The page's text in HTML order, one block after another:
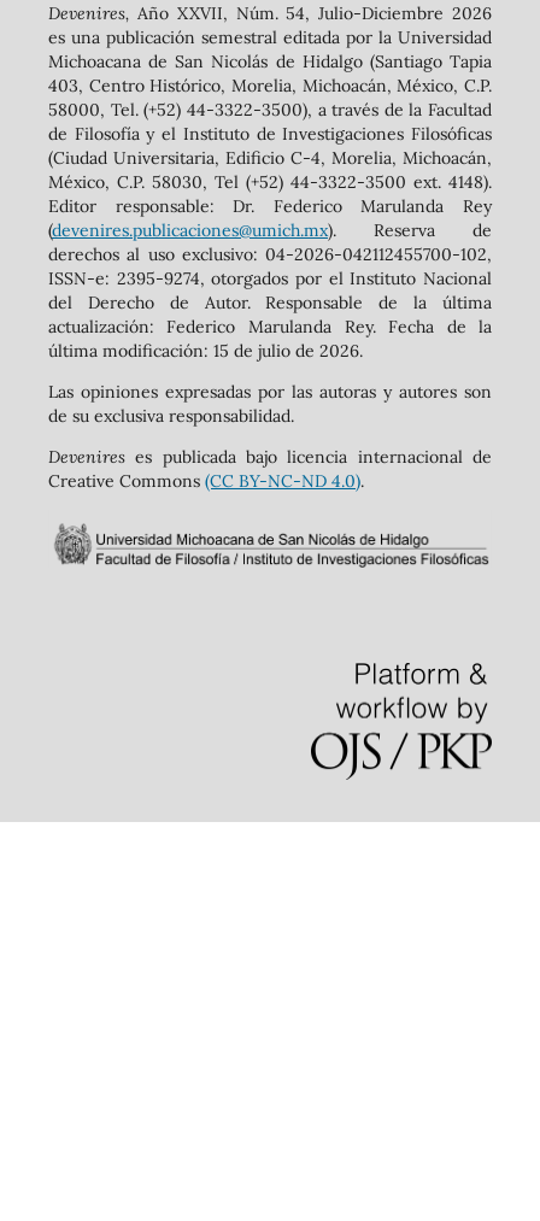
Devenires, Año XXVII, Núm. 54, Julio-Diciembre 2026
es una publicación semestral editada por la Universidad
Michoacana de San Nicolás de Hidalgo (Santiago Tapia
403, Centro Histórico, Morelia, Michoacán, México, C.P.
58000, Tel. (+52) 44-3322-3500), a través de la Facultad
de Filosofía y el Instituto de Investigaciones Filosóficas
(Ciudad Universitaria, Edificio C-4, Morelia, Michoacán,
México, C.P. 58030, Tel (+52) 44-3322-3500 ext. 4148).
‬Editor responsable: Dr. Federico Marulanda Rey
(devenires.publicaciones@umich.mx). Reserva de
derechos al uso exclusivo: 04-2026-042112455700-102,
ISSN-e: 2395-9274, otorgados por el Instituto Nacional
del Derecho de Autor. Responsable de la última
actualización: Federico Marulanda Rey. Fecha de la
última modificación: 15 de julio de 2026.
Las opiniones expresadas por las autoras y autores son
de su exclusiva responsabilidad.
Devenireses publicada bajo licencia internacional de
Creative Commons (CC BY-NC-ND 4.0).